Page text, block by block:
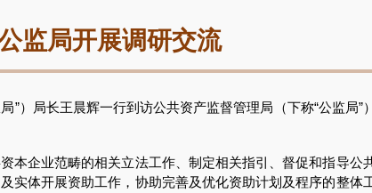
监局开展调研交流
局长王晨辉一行到访公共资产监督管理局（下称“公监局”
企业范畴的相关立法工作、制定相关指引、督促和指导公
实体开展资助工作，协助完善及优化资助计划及程序的整体